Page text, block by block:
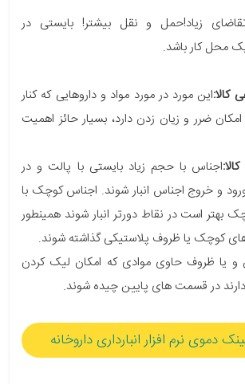
زیاد!حمل و نقل بیشتر! بایستی در
محل کار باشد.
این مورد در مورد مواد و داروهایی که کنار
ضرر و زیان زدن دارد، بسیار حائز اهمیت
اجناس با حجم زیاد بایستی با پالت و در
و خروج اجناس انبار شوند. اجناس کوچک با
است در نقاط دورتر انبار شوند همینطور
های کوچک یا ظروف پلاستیکی گذاشته شوند.
و یا ظروف حاوی موادی که امکان لیک کردن
در قسمت های پایین چیده شوند.
دموی نرم افزار انبارداری داروخانه